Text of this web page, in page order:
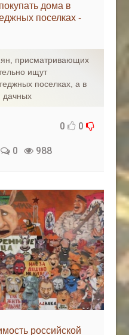
дома в
поселках -
присматривающих
ищут
поселках, а в
дачных
0 0
0 988
российской